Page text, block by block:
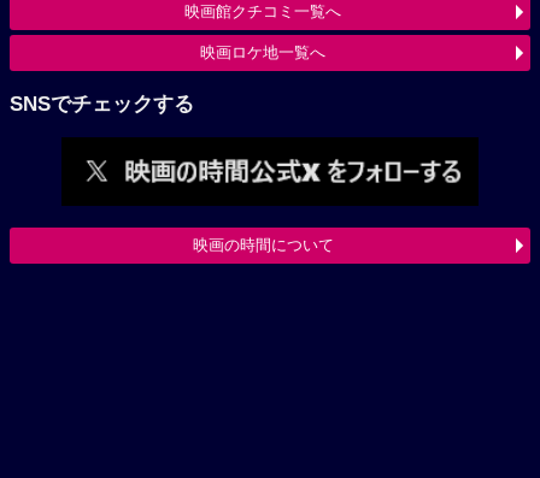
映画館クチコミ一覧へ
映画ロケ地一覧へ
SNSでチェックする
映画の時間について